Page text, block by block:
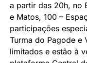
a partir das 20h, no
e Matos, 100 –
participações
Turma do Pagode e
limitados e estão à